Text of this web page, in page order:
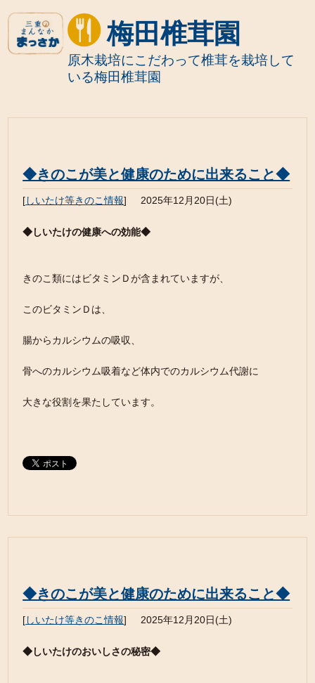
梅田椎茸園
原木栽培にこだわって椎茸を栽培して
いる梅田椎茸園
◆きのこが美と健康のために出来ること◆
[しいたけ等きのこ情報] 2025年12月20日(土)
◆しいたけの健康への効能◆
きのこ類にはビタミンＤが含まれていますが、
このビタミンＤは、
腸からカルシウムの吸収、
骨へのカルシウム吸着など体内でのカルシウム代謝に
大きな役割を果たしています。
◆きのこが美と健康のために出来ること◆
[しいたけ等きのこ情報] 2025年12月20日(土)
◆しいたけのおいしさの秘密◆